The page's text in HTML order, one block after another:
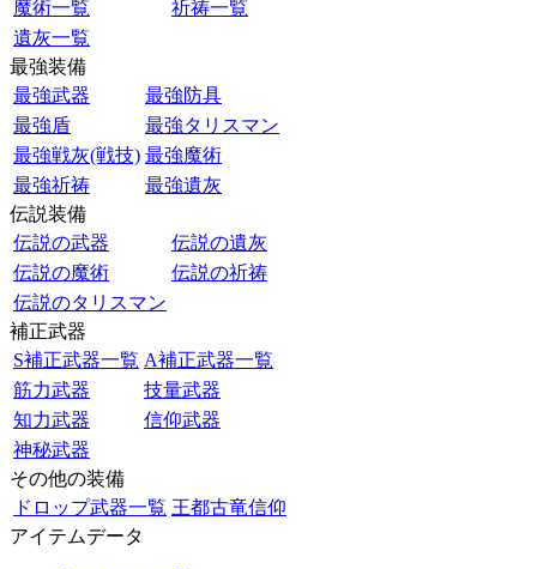
魔術一覧
祈祷一覧
遺灰一覧
最強装備
最強武器
最強防具
最強盾
最強タリスマン
最強戦灰(戦技) 最強魔術
最強祈祷
最強遺灰
伝説装備
伝説の武器
伝説の遺灰
伝説の魔術
伝説の祈祷
伝説のタリスマン
補正武器
S補正武器一覧 A補正武器一覧
筋力武器
技量武器
知力武器
信仰武器
神秘武器
その他の装備
ドロップ武器一覧 王都古竜信仰
アイテムデータ